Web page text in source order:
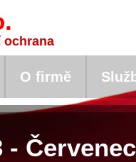
ochrana
O firmě
-